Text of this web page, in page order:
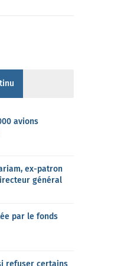
avions
ex-patron
général
par le fonds
refuser certains